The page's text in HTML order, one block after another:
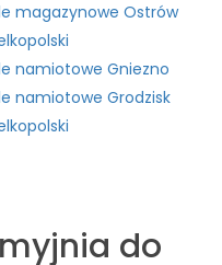
magazynowe Ostrów
namiotowe Gniezno
namiotowe Grodzisk
do